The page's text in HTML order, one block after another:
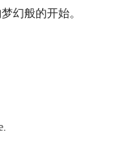
幻般的开始。
.